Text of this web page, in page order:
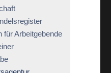
für Arbeitgebende